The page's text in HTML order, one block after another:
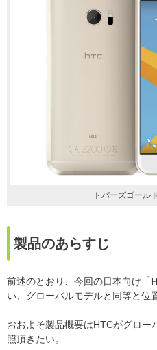
トパーズゴール
製品のあらすじ
前述のとおり、今回の日本向け「
い、グローバルモデルと同等と位
おおよそ製品概要はHTCがグロー
照頂きたい。